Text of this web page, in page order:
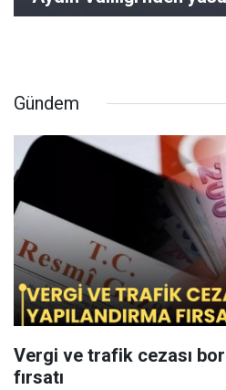
Gündem
Vergi ve trafik cezası
fırsatı